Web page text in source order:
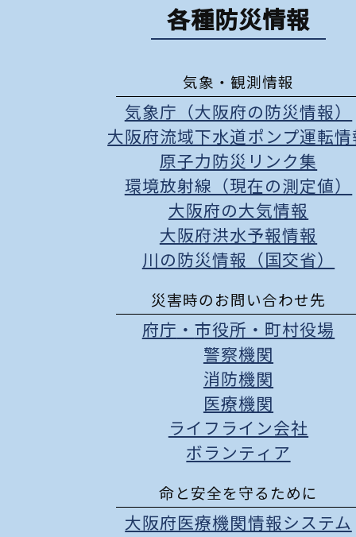
各種防災情報
気象・観測情報
気象庁（大阪府の防災情報）
大阪府流域下水道ポンプ運転情
原子力防災リンク集
環境放射線（現在の測定値）
大阪府の大気情報
大阪府洪水予報情報
川の防災情報（国交省）
災害時のお問い合わせ先
府庁 ・ 市役所 ・ 町村役場
警察機関
消防機関
医療機関
ライフライン会社
ボランティア
命と安全を守るために
大阪府医療機関情報システム